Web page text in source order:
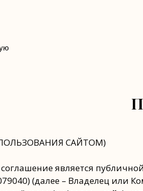
САЙТОМ)
является
(далее – Владелец или